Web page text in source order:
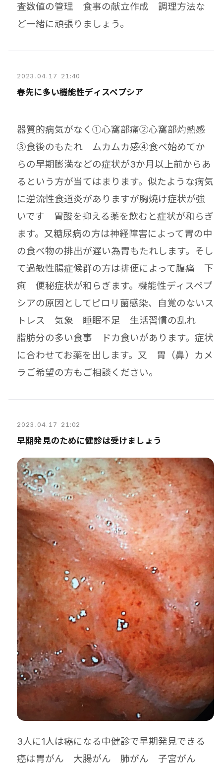
査数値の管理 食事の献立作成 調理方法な
ど一緒に頑張りましょう。
2023 . 04. 17 21:40
春先に多い機能性ディスペプシア
器質的病気がなく①心窩部痛②心窩部灼熱感
③食後のもたれ ムカムカ感④食べ始めてか
らの早期膨満などの症状が3か月以上前からあ
るという方が当てはまります。似たような病気
に逆流性食道炎がありますが胸焼け症状が強
いです 胃酸を抑える薬を飲むと症状が和らぎ
ます。 又糖尿病の方は神経障害によって胃の中
の食べ物の排出が遅い為胃もたれします。そし
て過敏性腸症候群の方は排便によって腹痛 下
痢 便秘症状が和らぎます。機能性ディスペプ
シアの原因としてピロリ菌感染、自覚のないス
トレス 気象 睡眠不足 生活習慣の乱れ
脂肪分の多い食事 ドカ食いがあります。症状
に合わせてお薬を出します。又 胃（鼻）カメ
ラご希望の方もご相談ください。
2023 . 04. 17 21:02
早期発見のために健診は受けましょう
3人に1人は癌になる中健診で早期発見できる
癌は胃がん 大腸がん 肺がん 子宮がん